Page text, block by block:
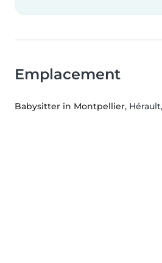
Emplacement
Babysitter in Montpellier,